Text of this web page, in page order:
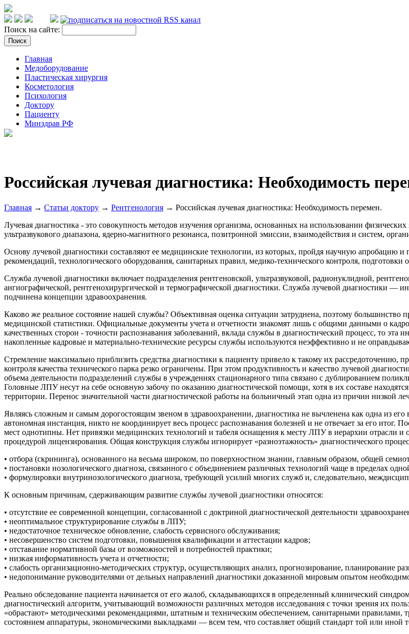
Поиск на сайте:
Главная
Медоборудование
Пластическая хирургия
Косметология
Психология
Доктору
Пациенту
Минздрав РФ
Российская лучевая диагностика: Необходимость
Главная → Статьи доктору → Рентгенология → Российская лучевая диагностика: Необходимость перемен.
Лучевая диагностика - это совокупность методов изучения организма, основанных на использовании
ультразвукового диапазона, ядерно-магнитного резонанса, позитронной эмиссии, взаимодействия и систем,
Основу лучевой диагностики составляют ее медицинские технологии, из которых, пройдя научную апробацию
рекомендаций, технологического оборудования, санитарных правил, медико-технического контроля,
Служба лучевой диагностики включает подразделения рентгеновской, ультразвуковой, радионуклидной,
ангиографической, рентгенохирургической и термографической диагностики. Служба лучевой диагностики —
подчинена концепции здравоохранения.
Каково же реальное состояние нашей службы? Объективная оценка ситуации затруднена, поэтому
медицинской статистики. Официальные документы учета и отчетности знакомят лишь с общими данными о
качественных сторон - точности распознавания заболеваний, вклада службы в диагностический процесс, то
накопленные кадровые и материально-технические ресурсы службы используются неэффективно и не
Стремление максимально приблизить средства диагностики к пациенту привело к такому их рассредоточению,
контроля качества технического парка резко ограничены. При этом продуктивность и качество лучевой
объема деятельности подразделений службы в учреждениях стационарного типа связано с дублированием
Головные ЛПУ несут на себе основную забочу по оказанию диагностической помощи, хотя в их составе
территории. Перенос значительной части диагностической работы на больничный этап одна из причин низкой
Являясь сложным и самым дорогостоящим звеном в здравоохранении, диагностика не вычленена как одна из
автономная инстанция, никто не координирует весь процесс распознавания болезней и не отвечает за его
мест однотипны. Нет привязки медицинских технологий и табеля оснащения к месту ЛПУ в иерархии отрасли
процедурой лицензирования. Общая конструкция службы игнорирует «разноэтажность» диагностического
• отбора (скрининга), основанного на весьма широком, по поверхностном знании, главным образом, общей
• постановки нозологического диагноза, связанного с объединением различных технологий чаще в пределах
• формулировки внутринозологического диагноза, требующей усилий многих служб и, следовательно,
К основным причинам, сдерживающим развитие службы лучевой диагностики относятся:
• отсутствие ее современной концепции, согласованной с доктриной диагностической деятельности
• неоптимальное структурирование службы в ЛПУ;
• недостаточное техническое обновление, слабость сервисного обслуживания;
• несовершенство систем подготовки, повышения квалификации и аттестации кадров;
• отставание нормативной базы от возможностей и потребностей практики;
• низкая информативность учета и отчетности;
• слабость организационно-методических структур, осуществляющих анализ, прогнозирование, планирование
• недопонимание руководителями от дельных направлений диагностики доказанной мировым опытом
Реально обследование пациента начинается от его жалоб, складывающихся в определенный клинический
диагностический алгоритм, учитывающий возможности различных методов исследования с точки зрения их
«обрастают» методическими рекомендациями, штатным и техническим обеспечением, санитарными правилами,
состоянием аппаратуры, экономическими выкладками — всем тем, что составляет общий стандарт той или иной